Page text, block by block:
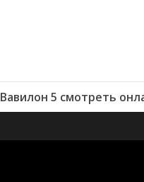
Вавилон 5 смотреть